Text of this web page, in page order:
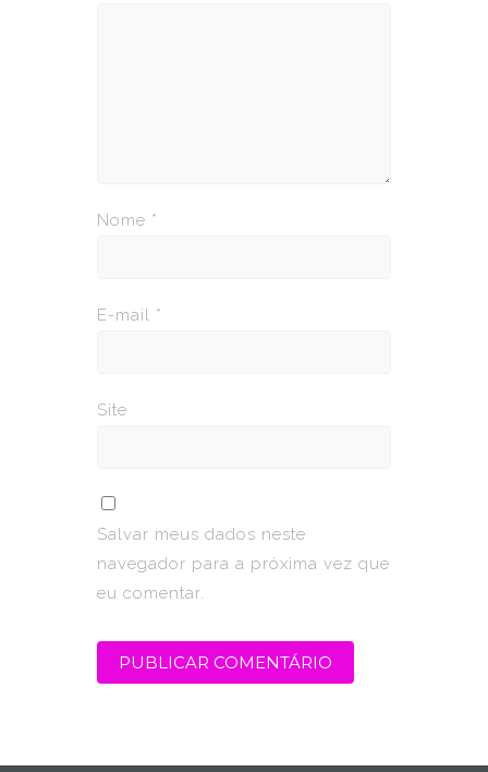
Nome *
E-mail *
Site
Salvar meus dados neste
navegador para a próxima vez que
eu comentar.